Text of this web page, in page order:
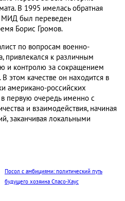
В 1995 имелась обратная
МИД был переведен
Борис Громов.
по вопросам военно-
привлекался к различным
и контролю за сокращением
В этом качестве он находится в
американо-российских
первую очередь именно с
и взаимодействия, начиная
заканчивая локальными
Посол с амбициями: политический путь
будущего хозяина Спасо-Хаус